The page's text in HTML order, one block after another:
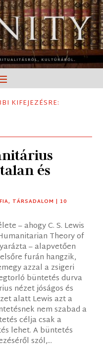
KIFEJEZÉSRE:
és
, TÁRSADALOM | 10
– ahogy C. S. Lewis
Theory of
– alapvetően
furán hangzik,
azzal a zsigeri
büntetés durva
nézet jóságos és
alatt Lewis azt a
nem szabad a
célja csak a
lehet. A büntetés
szól,...